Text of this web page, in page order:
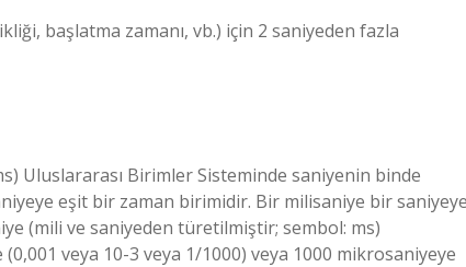
başlatma zamanı, vb.) için 2 saniyeden fazla
Uluslararası Birimler Sisteminde saniyenin binde
eşit bir zaman birimidir. Bir milisaniye bir
(mili ve saniyeden türetilmiştir; sembol: ms)
veya 10-3 veya 1/1000) veya 1000 mikrosaniyeye